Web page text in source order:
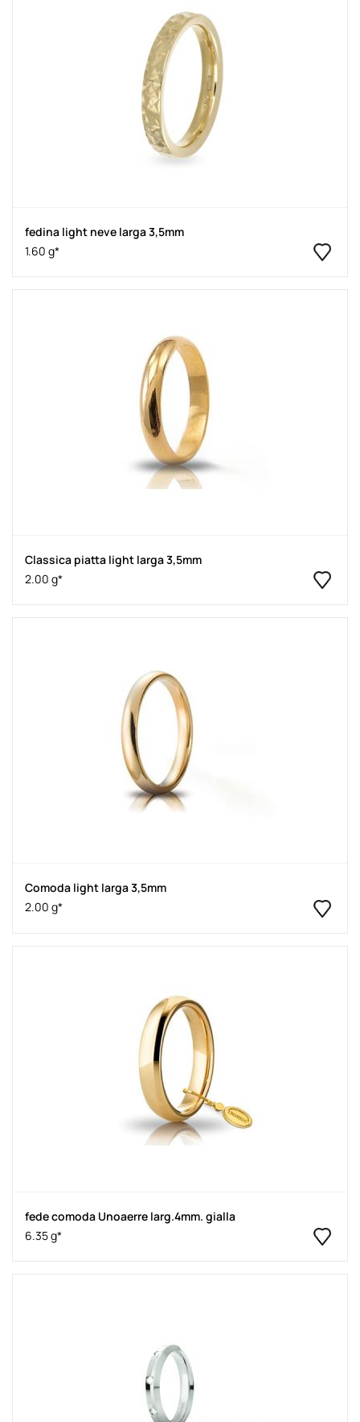
fedina light neve larga 3,5mm
1.60 g*
Classica piatta light larga 3,5mm
2.00 g*
Comoda light larga 3,5mm
2.00 g*
fede comoda Unoaerre larg.4mm. gialla
6.35 g*